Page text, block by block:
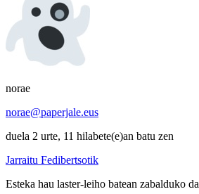
norae
norae@paperjale.eus
duela 2 urte, 11 hilabete(e)an batu zen
Jarraitu Fedibertsotik
Esteka hau laster-leiho batean zabalduko da